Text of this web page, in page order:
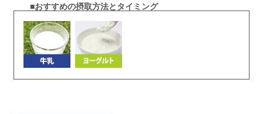
■おすすめの摂取方法とタイミング